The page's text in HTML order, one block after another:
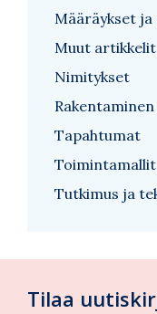
Määräykset ja
Muut artikkelit
Nimitykset
Rakentaminen
Tapahtumat
Toimintamallit
Tutkimus ja
Tilaa